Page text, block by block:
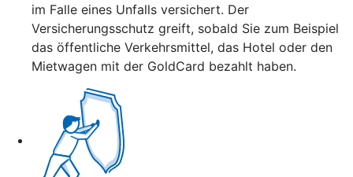
im Falle eines Unfalls versichert. Der
Versicherungsschutz greift, sobald Sie zum Beispiel
das öffentliche Verkehrsmittel, das Hotel oder den
Mietwagen mit der GoldCard bezahlt haben.